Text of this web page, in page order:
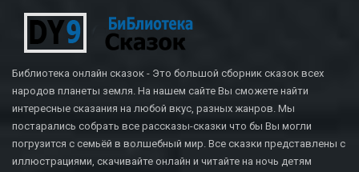
Библиотека онлайн сказок - Это большой сборник сказок всех
народов планеты земля. На нашем сайте Вы сможете найти
интересные сказания на любой вкус, разных жанров. Мы
постарались собрать все рассказы-сказки что бы Вы могли
погрузится с семьёй в волшебный мир. Все сказки представлены с
иллюстрациями, скачивайте онлайн и читайте на ночь детям